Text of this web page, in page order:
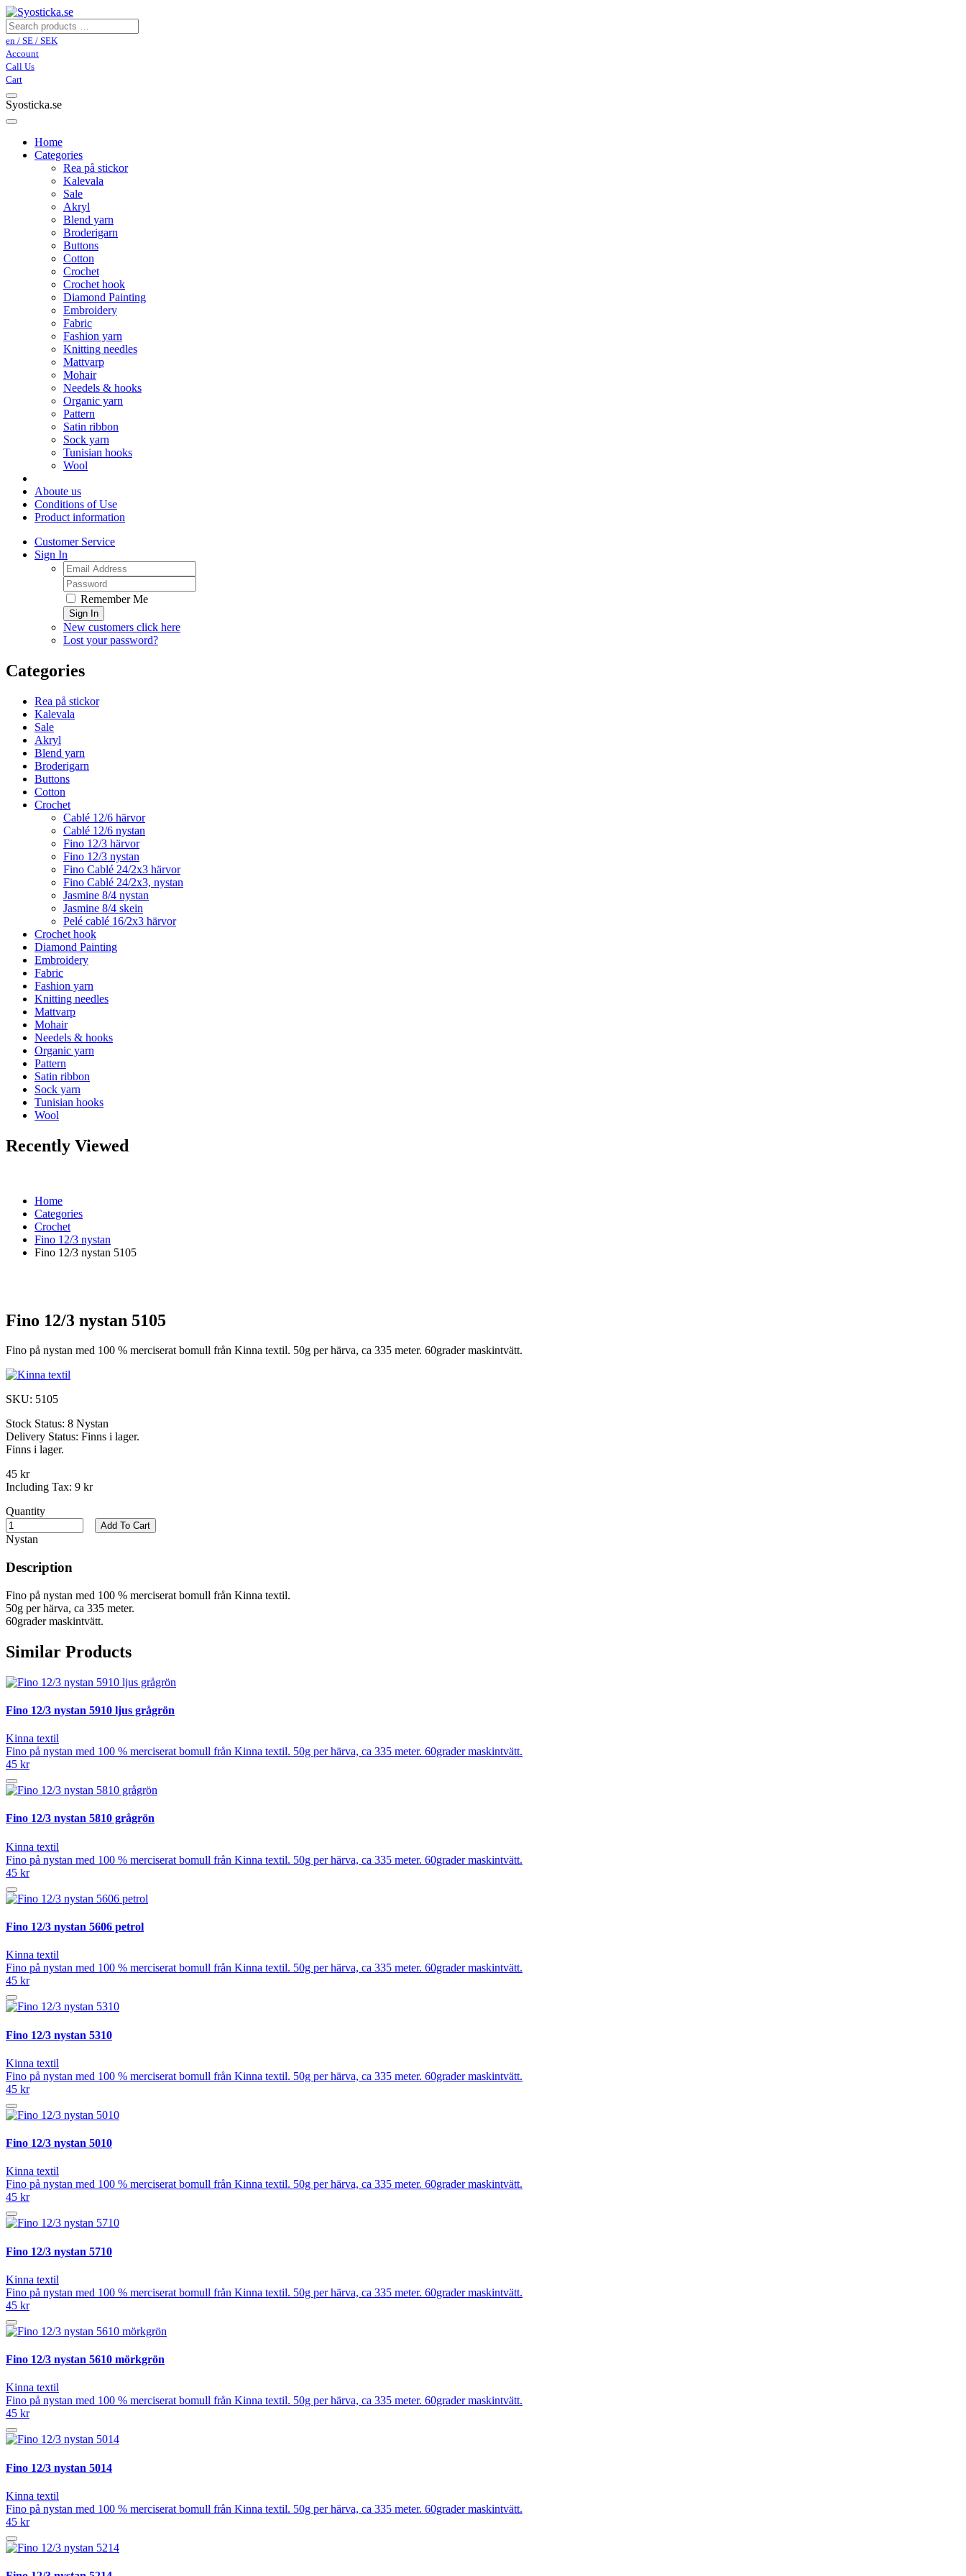
en / SE / SEK
Account
Call Us
Cart
Syosticka.se
Home
Categories
Rea på stickor
Kalevala
Sale
Akryl
Blend yarn
Broderigarn
Buttons
Cotton
Crochet
Crochet hook
Diamond Painting
Embroidery
Fabric
Fashion yarn
Knitting needles
Mattvarp
Mohair
Needels & hooks
Organic yarn
Pattern
Satin ribbon
Sock yarn
Tunisian hooks
Wool
Aboute us
Conditions of Use
Product information
Customer Service
Sign In
Remember Me
Sign In
New customers click here
Lost your password?
Categories
Rea på stickor
Kalevala
Sale
Akryl
Blend yarn
Broderigarn
Buttons
Cotton
Crochet
Cablé 12/6 härvor
Cablé 12/6 nystan
Fino 12/3 härvor
Fino 12/3 nystan
Fino Cablé 24/2x3 härvor
Fino Cablé 24/2x3, nystan
Jasmine 8/4 nystan
Jasmine 8/4 skein
Pelé cablé 16/2x3 härvor
Crochet hook
Diamond Painting
Embroidery
Fabric
Fashion yarn
Knitting needles
Mattvarp
Mohair
Needels & hooks
Organic yarn
Pattern
Satin ribbon
Sock yarn
Tunisian hooks
Wool
Recently Viewed
Home
Categories
Crochet
Fino 12/3 nystan
Fino 12/3 nystan 5105
Fino 12/3 nystan 5105
Fino på nystan med 100 % merciserat bomull från Kinna textil. 50g per härva, ca 335 meter. 60grader maskintvätt.
SKU: 5105
Stock Status: 8 Nystan
Delivery Status: Finns i lager.
Finns i lager.
45 kr
Including Tax: 9 kr
Quantity
Nystan
Add To Cart
Description
Fino på nystan med 100 % merciserat bomull från Kinna textil.
50g per härva, ca 335 meter.
60grader maskintvätt.
Similar Products
Fino 12/3 nystan 5910 ljus grågrön
Kinna textil
Fino på nystan med 100 % merciserat bomull från Kinna textil. 50g per härva, ca 335 meter. 60grader maskintvätt.
45 kr
Fino 12/3 nystan 5810 grågrön
Kinna textil
Fino på nystan med 100 % merciserat bomull från Kinna textil. 50g per härva, ca 335 meter. 60grader maskintvätt.
45 kr
Fino 12/3 nystan 5606 petrol
Kinna textil
Fino på nystan med 100 % merciserat bomull från Kinna textil. 50g per härva, ca 335 meter. 60grader maskintvätt.
45 kr
Fino 12/3 nystan 5310
Kinna textil
Fino på nystan med 100 % merciserat bomull från Kinna textil. 50g per härva, ca 335 meter. 60grader maskintvätt.
45 kr
Fino 12/3 nystan 5010
Kinna textil
Fino på nystan med 100 % merciserat bomull från Kinna textil. 50g per härva, ca 335 meter. 60grader maskintvätt.
45 kr
Fino 12/3 nystan 5710
Kinna textil
Fino på nystan med 100 % merciserat bomull från Kinna textil. 50g per härva, ca 335 meter. 60grader maskintvätt.
45 kr
Fino 12/3 nystan 5610 mörkgrön
Kinna textil
Fino på nystan med 100 % merciserat bomull från Kinna textil. 50g per härva, ca 335 meter. 60grader maskintvätt.
45 kr
Fino 12/3 nystan 5014
Kinna textil
Fino på nystan med 100 % merciserat bomull från Kinna textil. 50g per härva, ca 335 meter. 60grader maskintvätt.
45 kr